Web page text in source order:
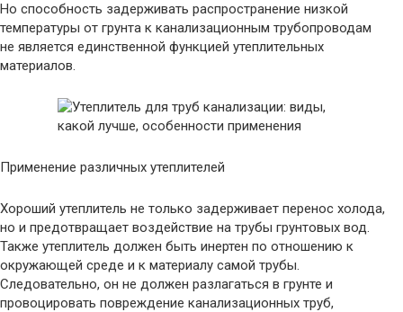
Но способность задерживать распространение низкой
температуры от грунта к канализационным трубопроводам
не является единственной функцией утеплительных
материалов.
Применение различных утеплителей
Хороший утеплитель не только задерживает перенос холода,
но и предотвращает воздействие на трубы грунтовых вод.
Также утеплитель должен быть инертен по отношению к
окружающей среде и к материалу самой трубы.
Следовательно, он не должен разлагаться в грунте и
провоцировать повреждение канализационных труб,